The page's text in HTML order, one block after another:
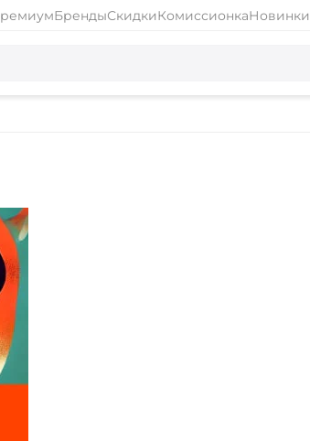
БрендыСкидкиКомиссионкаНовинки